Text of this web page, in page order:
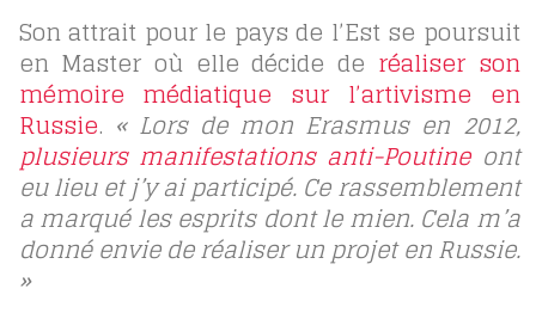
Son attrait pour le pays de l’Est se poursuit
en Master où elle décide de réaliser son
mémoire médiatique sur l’artivisme en
Russie. « Lors de mon Erasmus en 2012,
plusieurs manifestations anti-Poutineont
eu lieu et j’y ai participé. Ce rassemblement
a marqué les esprits dont le mien. Cela m’a
donné envie de réaliser un projet en Russie.
»